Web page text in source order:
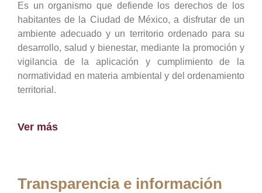
Es un organismo que defiende los derechos de los
habitantes de la Ciudad de México, a disfrutar de un
ambiente adecuado y un territorio ordenado para su
desarrollo, salud y bienestar, mediante la promoción y
vigilancia de la aplicación y cumplimiento de la
normatividad en materia ambiental y del ordenamiento
territorial.
Ver más
Transparencia e información